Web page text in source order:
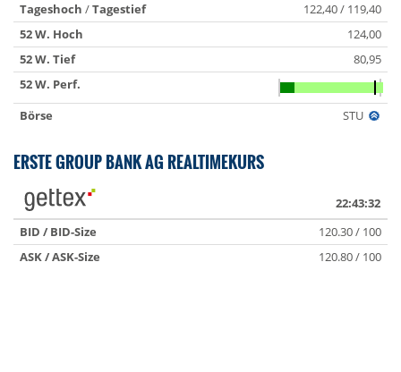
Tageshoch /Tagestief
122,40 / 119,40
52 W. Hoch
124,00
52 W. Tief
80,95
52 W. Perf.
Börse
STU
ERSTE GROUP BANK AG REALTIMEKURS
22:43:32
BID / BID-Size
120.30 / 100
ASK / ASK-Size
120.80 / 100